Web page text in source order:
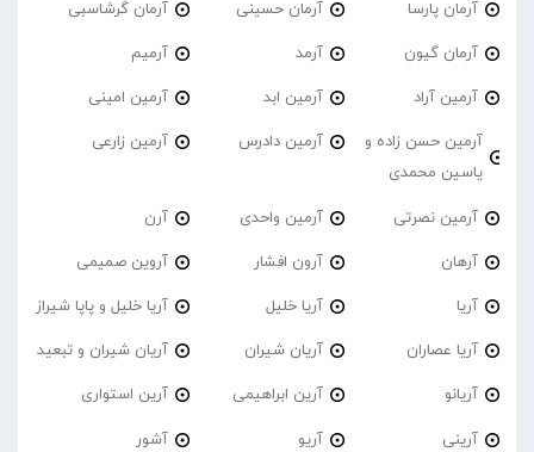
آرمان پارسا آرمان حسینی آرمان گرشاسبی
آرمان گیون آرمد آرمیم
آرمین آراد آرمین ابد آرمین امینی
آرمین حسن زاده و
یاسین محمدی
آرمین دادرس آرمین زارعی
آرمین نصرتی آرمین واحدی آرن
آرهان آرون افشار آروین صمیمی
آریا آریا خلیل آریا خلیل و پاپا شیراز
آریا عصاران آریان شیران آریان شیران و تبعید
آریانو آرین ابراهیمی آرین استواری
آرینی آریو آشور